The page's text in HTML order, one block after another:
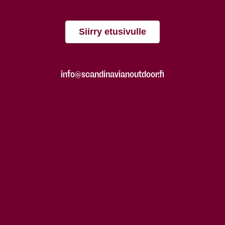
Siirry etusivulle
info@scandinavianoutdoor.fi